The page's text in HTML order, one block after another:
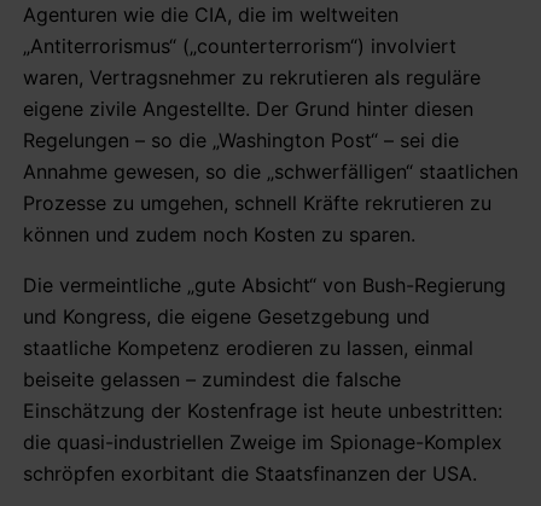
Agenturen wie die CIA, die im weltweiten
„Antiterrorismus“ („counterterrorism“) involviert
waren, Vertragsnehmer zu rekrutieren als reguläre
eigene zivile Angestellte. Der Grund hinter diesen
Regelungen – so die „Washington Post“ – sei die
Annahme gewesen, so die „schwerfälligen“ staatlichen
Prozesse zu umgehen, schnell Kräfte rekrutieren zu
können und zudem noch Kosten zu sparen.
Die vermeintliche „gute Absicht“ von Bush-Regierung
und Kongress, die eigene Gesetzgebung und
staatliche Kompetenz erodieren zu lassen, einmal
beiseite gelassen – zumindest die falsche
Einschätzung der Kostenfrage ist heute unbestritten:
die quasi-industriellen Zweige im Spionage-Komplex
schröpfen exorbitant die Staatsfinanzen der USA.